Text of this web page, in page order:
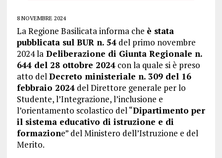
8 NOVEMBRE 2024
La Regione Basilicata informa che è stata
pubblicata sul BUR n. 54del primo novembre
2024 laDeliberazione di Giunta Regionale n.
644 del 28 ottobre 2024con la quale si è preso
atto delDecreto ministeriale n. 309 del 16
febbraio 2024del Direttore generale per lo
Studente, l’Integrazione, l’inclusione e
l’orientamento scolastico del “Dipartimento per
il sistema educativo di istruzione e di
formazione” del Ministero dell’Istruzione e del
Merito.